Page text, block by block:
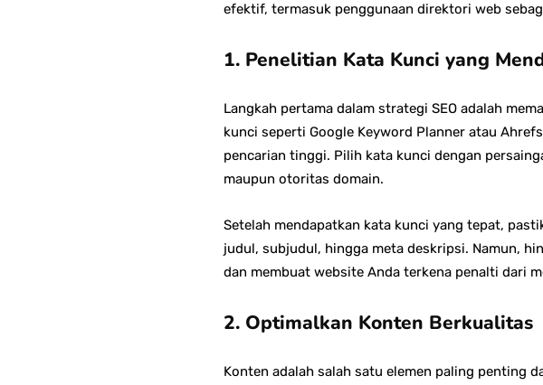
efektif, termasuk penggunaan direktori web
1. Penelitian Kata Kunci yang
Langkah pertama dalam strategi SEO adalah
kunci seperti Google Keyword Planner atau
pencarian tinggi. Pilih kata kunci dengan
maupun otoritas domain.
Setelah mendapatkan kata kunci yang tepat,
judul, subjudul, hingga meta deskripsi. Namun,
dan membuat website Anda terkena penalti dari
2. Optimalkan Konten Berkualitas
Konten adalah salah satu elemen paling penting